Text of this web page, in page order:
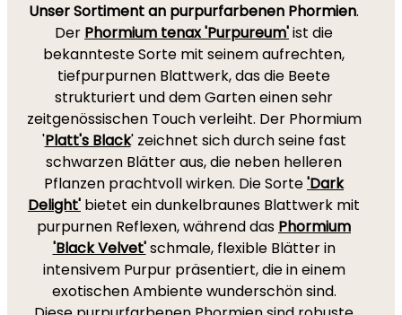
Unser Sortiment an purpurfarbenen Phormien.
Der Phormium tenax 'Purpureum'ist die
bekannteste Sorte mit seinem aufrechten,
tiefpurpurnen Blattwerk, das die Beete
strukturiert und dem Garten einen sehr
zeitgenössischen Touch verleiht. Der Phormium
'Platt's Black' zeichnet sich durch seine fast
schwarzen Blätter aus, die neben helleren
Pflanzen prachtvoll wirken. Die Sorte'Dark
Delight' bietet ein dunkelbraunes Blattwerk mit
purpurnen Reflexen, während das Phormium
'Black Velvet'schmale, flexible Blätter in
intensivem Purpur präsentiert, die in einem
exotischen Ambiente wunderschön sind.